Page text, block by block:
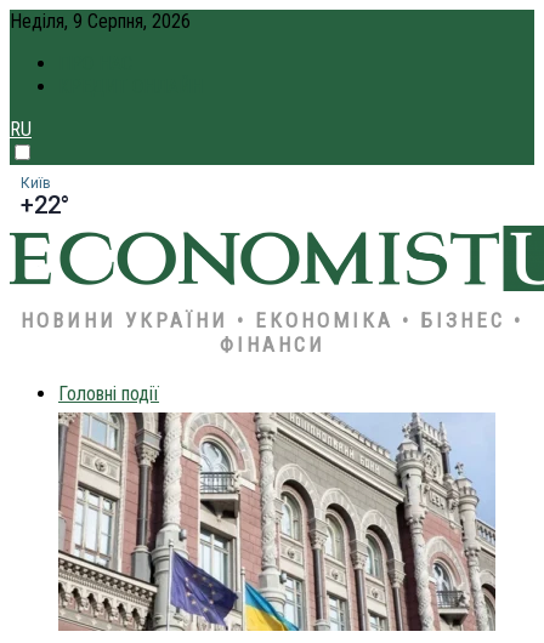
Неділя, 9 Серпня, 2026
RU
Київ
+22°
НОВИНИ УКРАЇНИ • ЕКОНОМІКА • БІЗНЕС •
ФІНАНСИ
Головні події